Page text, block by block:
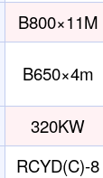
B800×11M
B650×4m
320KW
RCYD(C)-8